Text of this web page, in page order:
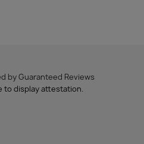
by Guaranteed Reviews
to display attestation.